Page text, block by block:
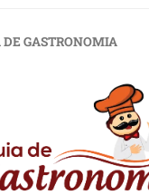
DE GASTRONOMIA